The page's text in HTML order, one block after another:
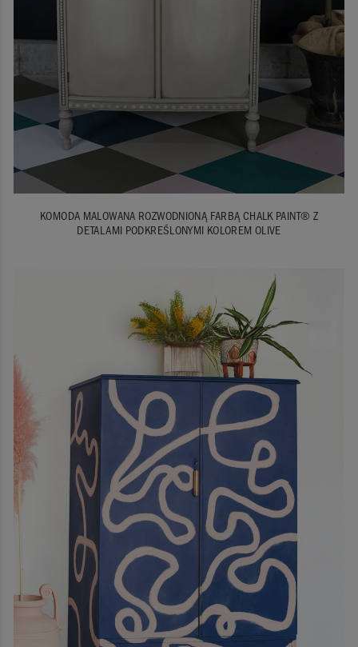
KOMODA MALOWANA ROZWODNIONĄ FARBĄ CHALK PAINT® Z
DETALAMI PODKREŚLONYMI KOLOREM OLIVE